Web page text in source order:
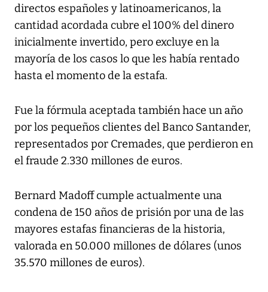
directos españoles y latinoamericanos, la
cantidad acordada cubre el 100% del dinero
inicialmente invertido, pero excluye en la
mayoría de los casos lo que les había rentado
hasta el momento de la estafa.
Fue la fórmula aceptada también hace un año
por los pequeños clientes del Banco Santander,
representados por Cremades, que perdieron en
el fraude 2.330 millones de euros.
Bernard Madoff cumple actualmente una
condena de 150 años de prisión por una de las
mayores estafas financieras de la historia,
valorada en 50.000 millones de dólares (unos
35.570 millones de euros).